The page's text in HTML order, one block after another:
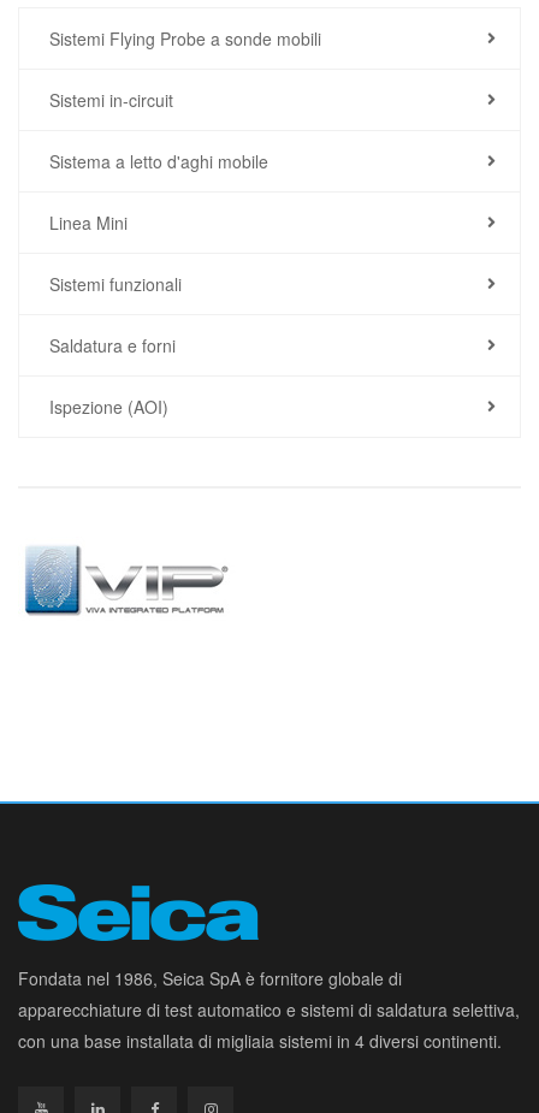
Sistemi Flying Probe a sonde mobili
Sistemi in-circuit
Sistema a letto d'aghi mobile
Linea Mini
Sistemi funzionali
Saldatura e forni
Ispezione (AOI)
Fondata nel 1986, Seica SpA è fornitore globale di
apparecchiature di test automatico e sistemi di saldatura selettiva,
con una base installata di migliaia sistemi in 4 diversi continenti.